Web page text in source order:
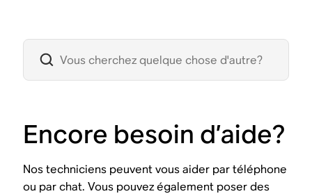
Encore besoin d’aide?
Nos techniciens peuvent vous aider par téléphone
ou par chat. Vous pouvez également poser des